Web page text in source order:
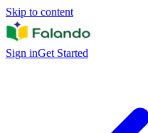
Skip to content
Sign inGet Started